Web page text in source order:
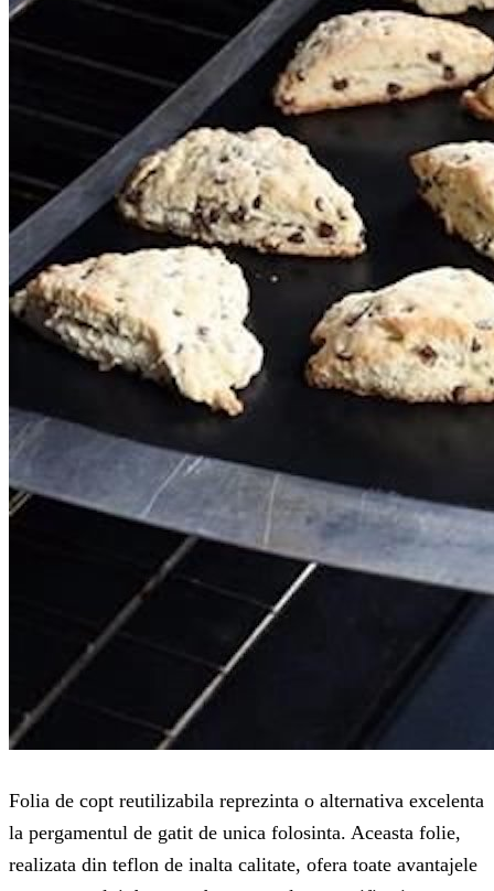
Folia de copt reutilizabila reprezinta o alternativa excelenta
la pergamentul de gatit de unica folosinta. Aceasta folie,
realizata din teflon de inalta calitate, ofera toate avantajele